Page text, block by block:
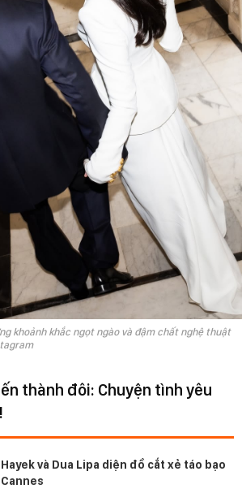
khoảnh khắc ngọt ngào và đậm chất nghệ thuật
thành đôi: Chuyện tình yêu
và Dua Lipa diện đồ cắt xẻ táo bạo